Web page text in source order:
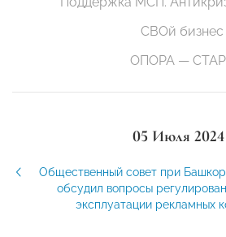
СВОй бизнес
ОПОРА —
05 Июля 2024
Общественный совет при
обсудил вопросы
эксплуатации рекламных